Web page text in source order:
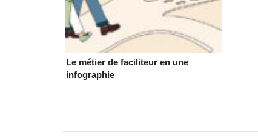
Le métier de faciliteur en une
infographie